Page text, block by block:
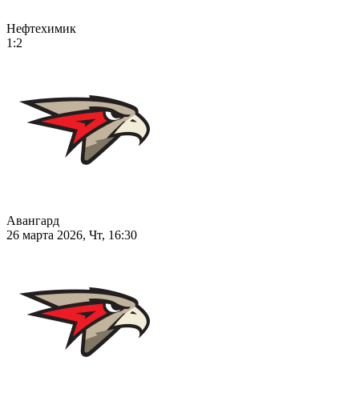
Нефтехимик
1:2
Авангард
26 марта 2026, Чт, 16:30